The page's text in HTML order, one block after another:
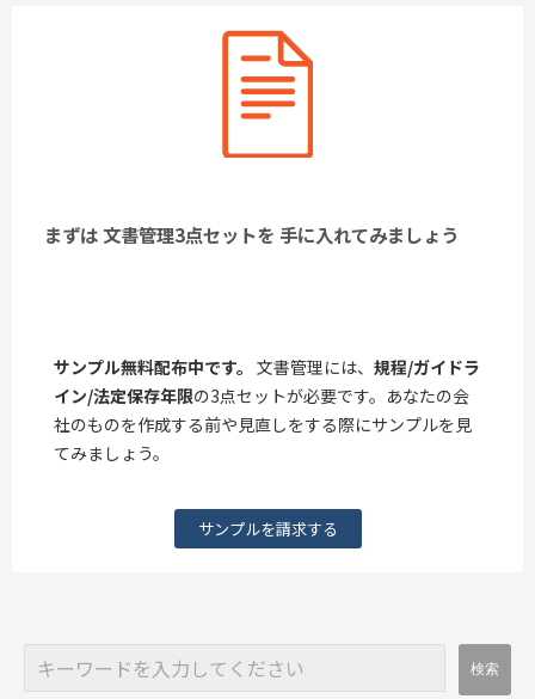
まずは 文書管理3点セットを 手に入れてみましょう
サンプル無料配布中です。 文書管理には、 規程/ガイドラ
イン/法定保存年限の3点セットが必要です。あなたの会
社のものを作成する前や見直しをする際にサンプルを見
てみましょう。
サンプルを請求する